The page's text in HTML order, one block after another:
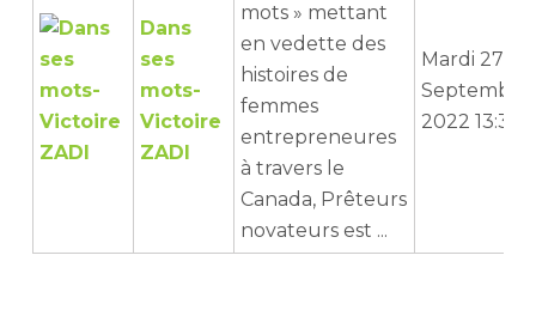
Dans
ses
mots-
Victoire
ZADI
mots » mettant
en vedette des
histoires de
femmes
entrepreneures
à travers le
Canada, Prêteurs
novateurs est ...
Mardi 27
Septembre
2022 13:34